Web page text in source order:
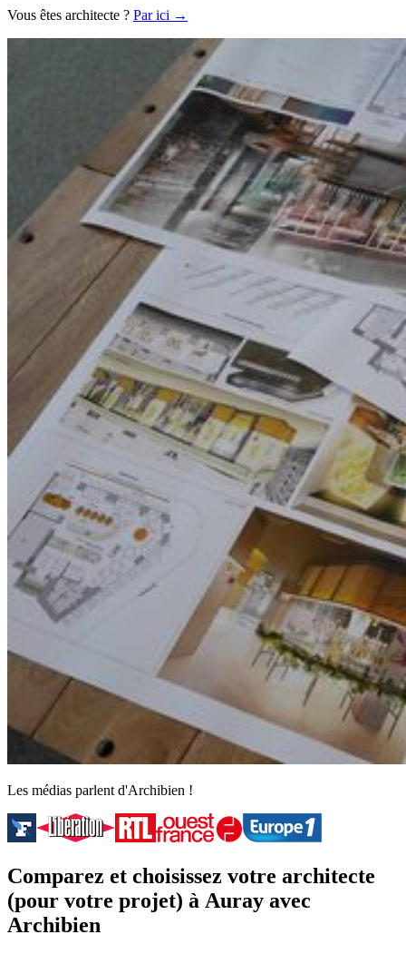
Vous êtes architecte ? Par ici →
Les médias parlent d'Archibien !
Comparez et choisissez votre architecte
(pour votre projet) à Auray avec
Archibien